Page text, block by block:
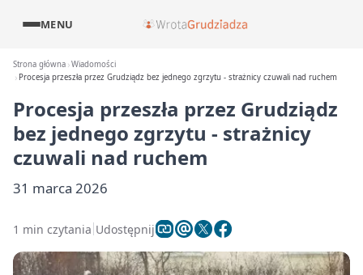
MENU
Strona główna Wiadomości
Procesja przeszła przez Grudziądz bez jednego zgrzytu - strażnicy czuwali nad ruchem
Procesja przeszła przez Grudziądz
bez jednego zgrzytu - strażnicy
czuwali nad ruchem
31 marca 2026
1 min czytania Udostępnij